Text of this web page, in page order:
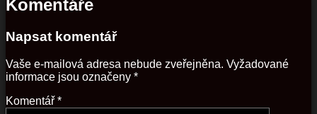
Komentáře
Napsat komentář
Vaše e-mailová adresa nebude zveřejněna. Vyžadované
informace jsou označeny *
Komentář *